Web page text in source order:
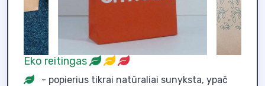
Eko reitingas
- popierius tikrai natūraliai sunyksta, ypač